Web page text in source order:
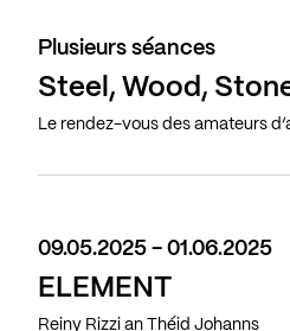
Plusieurs séances
Steel, Wood,
Le rendez-vous des amateurs
09.05.2025 - 01.06.2025
ELEMENT
Reiny Rizzi an Théid Johanns